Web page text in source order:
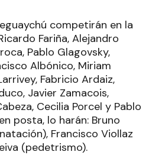
competirán en la
Fariña, Alejandro
Pablo Glagovsky,
Albónico, Miriam
Fabricio Ardaiz,
Javier Zamacois,
Cecilia Porcel y Pablo
posta, lo harán: Bruno
Francisco Viollaz
(pedetrismo).